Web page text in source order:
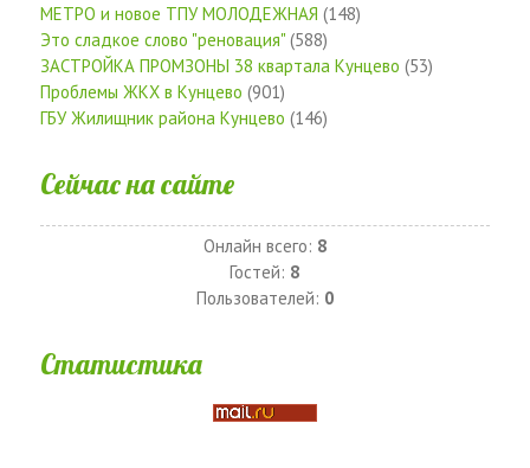
МЕТРО и новое ТПУ МОЛОДЕЖНАЯ (148)
Это сладкое слово "реновация" (588)
ЗАСТРОЙКА ПРОМЗОНЫ 38 квартала Кунцево (53)
Проблемы ЖКХ в Кунцево (901)
ГБУ Жилищник района Кунцево (146)
Сейчас на сайте
Онлайн всего: 8
Гостей: 8
Пользователей: 0
Статистика